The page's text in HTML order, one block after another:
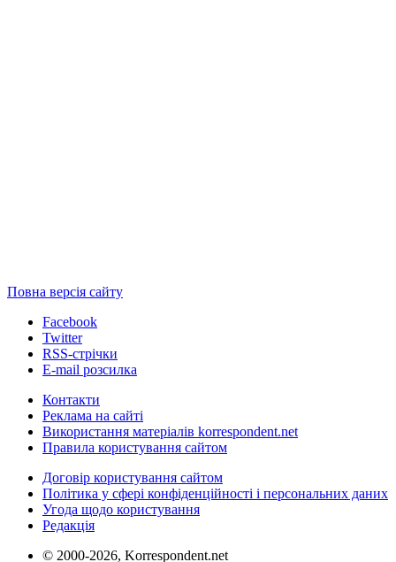
Повна версія сайту
Facebook
Twitter
RSS-стрічки
E-mail розсилка
Контакти
Реклама на сайті
Використання матеріалів korrespondent.net
Правила користування сайтом
Договір користування сайтом
Політика у сфері конфіденційності і персональних даних
Угода щодо користування
Редакція
© 2000-2026, Korrespondent.net